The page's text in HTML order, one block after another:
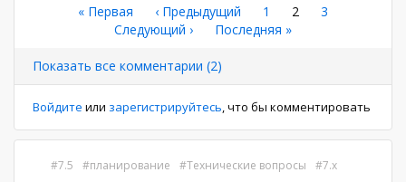
Нумерация
страниц
Первая
страница
« Первая ←
‹ Предыдущий Страница
1
Текущая
2 Страница
3
Следующая
Следующий ›
Последняя
Последняя »
Показать все комментарии (2)
Войдите или зарегистрируйтесь, что бы комментировать
7.5 планирование Технические вопросы 7.x